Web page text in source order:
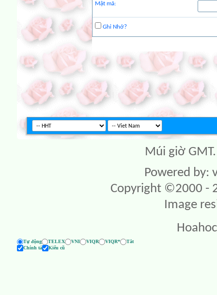
Mật mã:
Ghi Nhớ?
Múi giờ
Powered by:
Copyright ©2000 -
Image
Tự động TELEX VNI VIQR VIQR*
Tắt
Chính tả
Kiểu cũ